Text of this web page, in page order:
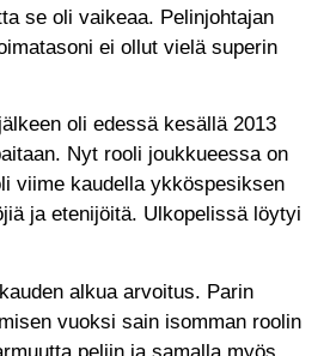
se oli vaikeaa. Pelinjohtajan
ei ollut vielä superin
oli edessä kesällä 2013
Nyt rooli joukkueessa on
viime kaudella ykköspesiksen
ja etenijöitä. Ulkopelissä löytyi
alkua arvoitus. Parin
vuoksi sain isomman roolin
peliin ja samalla myös